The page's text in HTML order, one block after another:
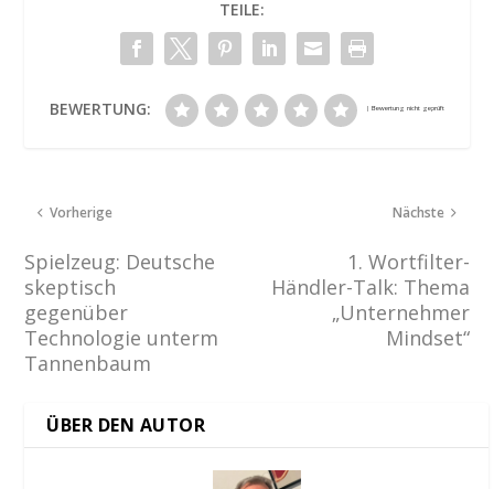
TEILE:
BEWERTUNG:
Vorherige
Spielzeug: Deutsche
skeptisch
gegenüber
Technologie unterm
Tannenbaum
Nächste
1. Wortfilter-
Händler-Talk: Thema
„Unternehmer
Mindset“
ÜBER DEN AUTOR